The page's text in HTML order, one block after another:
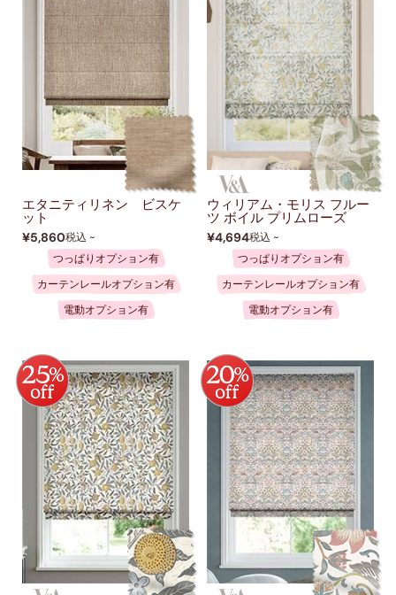
エタニティリネン ビスケ
ット
¥5,860税込 ~
つっぱりオプション有
カーテンレールオプション有
電動オプション有
ウィリアム・モリス フルー
ツ ボイル プリムローズ
¥4,694税込 ~
つっぱりオプション有
カーテンレールオプション有
電動オプション有